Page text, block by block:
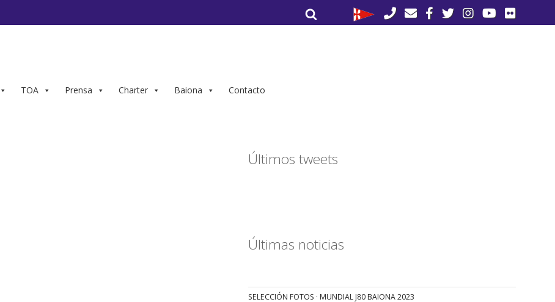
por:
TOA Prensa Charter Baiona Contacto
Últimos tweets
Últimas noticias
SELECCIÓN FOTOS · MUNDIAL J80 BAIONA 2023